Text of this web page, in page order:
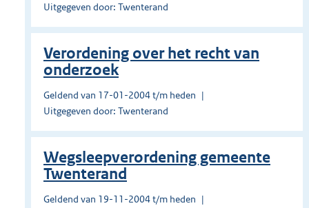
Uitgegeven door: Twenterand
Verordening over het recht van
onderzoek
Geldend van 17-01-2004 t/m heden
Uitgegeven door: Twenterand
Wegsleepverordening gemeente
Twenterand
Geldend van 19-11-2004 t/m heden